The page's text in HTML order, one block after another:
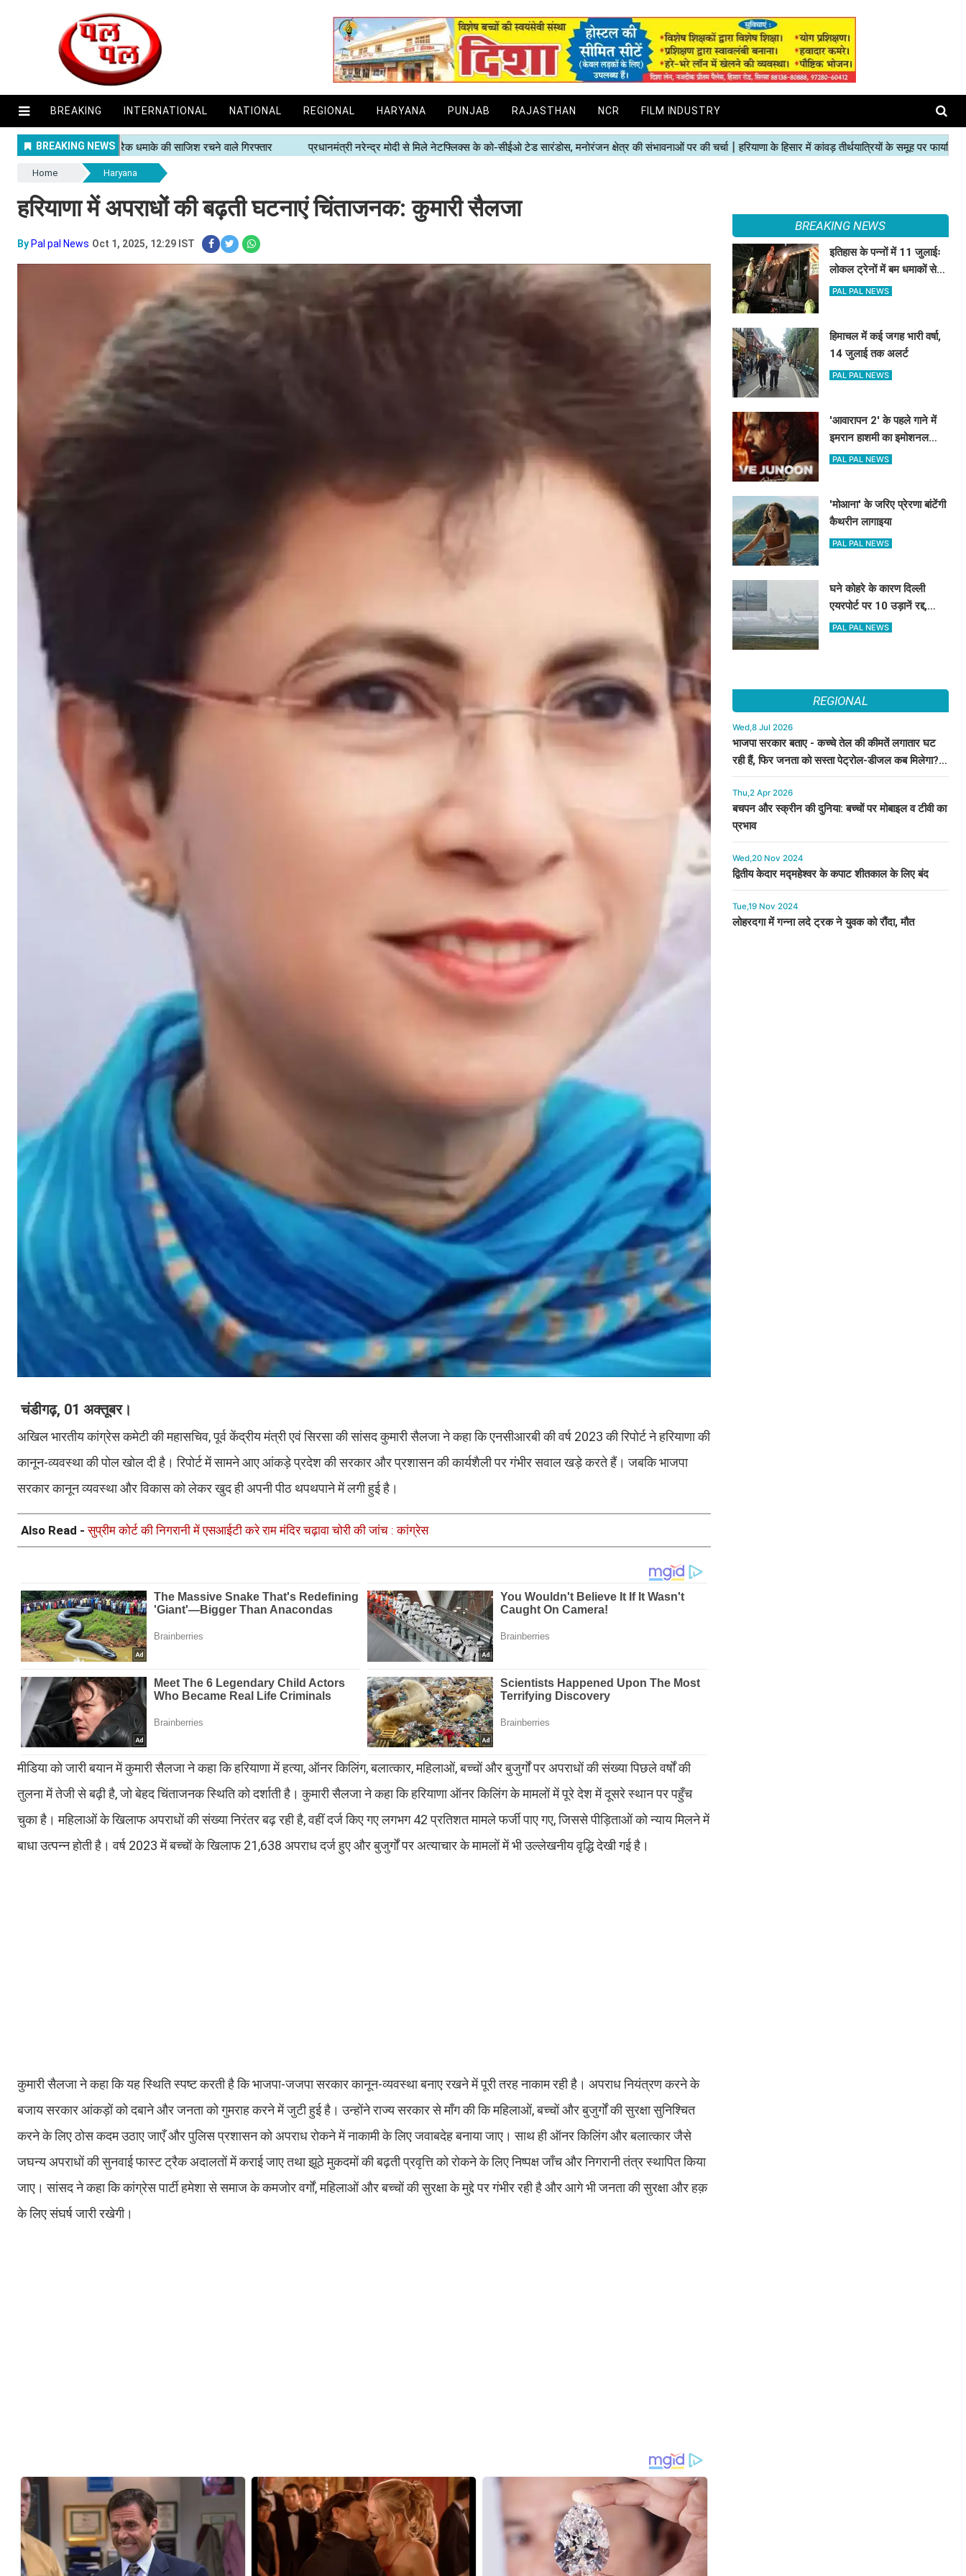
BREAKING INTERNATIONAL NATIONAL REGIONAL HARYANA PUNJAB RAJASTHAN NCR FILM INDUSTRY
Home Haryana
हरियाणा में अपराधों की बढ़ती घटनाएं चिंताजनक: कुमारी सैलजा
By Pal pal News Oct 1, 2025, 12:29 IST
चंडीगढ़, 01 अक्तूबर।
अखिल भारतीय कांग्रेस कमेटी की महासचिव, पूर्व केंद्रीय मंत्री एवं सिरसा की सांसद कुमारी सैलजा ने कहा कि एनसीआरबी की वर्ष 2023 की रिपोर्ट ने हरियाणा की
कानून-व्यवस्था की पोल खोल दी है। रिपोर्ट में सामने आए आंकड़े प्रदेश की सरकार और प्रशासन की कार्यशैली पर गंभीर सवाल खड़े करते हैं। जबकि भाजपा
सरकार कानून व्यवस्था और विकास को लेकर खुद ही अपनी पीठ थपथपाने में लगी हुई है।
Also Read -सुप्रीम कोर्ट की निगरानी में एसआईटी करे राम मंदिर चढ़ावा चोरी की जांच : कांग्रेस
मीडिया को जारी बयान में कुमारी सैलजा ने कहा कि हरियाणा में हत्या, ऑनर किलिंग, बलात्कार, महिलाओं, बच्चों और बुजुर्गों पर अपराधों की संख्या पिछले वर्षों की
तुलना में तेजी से बढ़ी है, जो बेहद चिंताजनक स्थिति को दर्शाती है। कुमारी सैलजा ने कहा कि हरियाणा ऑनर किलिंग के मामलों में पूरे देश में दूसरे स्थान पर पहुँच
चुका है। महिलाओं के खिलाफ अपराधों की संख्या निरंतर बढ़ रही है, वहीं दर्ज किए गए लगभग 42 प्रतिशत मामले फर्जी पाए गए, जिससे पीड़िताओं को न्याय मिलने में
बाधा उत्पन्न होती है। वर्ष 2023 में बच्चों के खिलाफ 21,638 अपराध दर्ज हुए और बुजुर्गों पर अत्याचार के मामलों में भी उल्लेखनीय वृद्धि देखी गई है।
कुमारी सैलजा ने कहा कि यह स्थिति स्पष्ट करती है कि भाजपा-जजपा सरकार कानून-व्यवस्था बनाए रखने में पूरी तरह नाकाम रही है। अपराध नियंत्रण करने के
बजाय सरकार आंकड़ों को दबाने और जनता को गुमराह करने में जुटी हुई है। उन्होंने राज्य सरकार से माँग की कि महिलाओं, बच्चों और बुजुर्गों की सुरक्षा सुनिश्चित
करने के लिए ठोस कदम उठाए जाएँ और पुलिस प्रशासन को अपराध रोकने में नाकामी के लिए जवाबदेह बनाया जाए। साथ ही ऑनर किलिंग और बलात्कार जैसे
जघन्य अपराधों की सुनवाई फास्ट ट्रैक अदालतों में कराई जाए तथा झूठे मुकदमों की बढ़ती प्रवृत्ति को रोकने के लिए निष्पक्ष जाँच और निगरानी तंत्र स्थापित किया
जाए। सांसद ने कहा कि कांग्रेस पार्टी हमेशा से समाज के कमजोर वर्गों, महिलाओं और बच्चों की सुरक्षा के मुद्दे पर गंभीर रही है और आगे भी जनता की सुरक्षा और हक़
के लिए संघर्ष जारी रखेगी।
BREAKING NEWS
इतिहास के पन्नों में 11 जुलाईः
लोकल ट्रेनों में बम धमाकों से
दहल गई मुंबई, 189 की मौत
PAL PAL NEWS
हिमाचल में कई जगह भारी वर्षा,
14 जुलाई तक अलर्ट
PAL PAL NEWS
'आवारापन 2' के पहले गाने में
इमरान हाशमी का इमोशनल
अवतार
PAL PAL NEWS
'मोआना' के जरिए प्रेरणा बांटेंगी
कैथरीन लागाइया
PAL PAL NEWS
घने कोहरे के कारण दिल्ली
एयरपोर्ट पर 10 उड़ानें रद्द,
270 से अधिक में देरी
PAL PAL NEWS
REGIONAL
Wed,8 Jul 2026
भाजपा सरकार बताए - कच्चे तेल की कीमतें लगातार घट
रही हैं, फिर जनता को सस्ता पेट्रोल-डीजल कब मिलेगा? :
कुमारी सैलजा
Thu,2 Apr 2026
बचपन और स्क्रीन की दुनिया: बच्चों पर मोबाइल व टीवी का
प्रभाव
Wed,20 Nov 2024
द्वितीय केदार मद्महेश्वर के कपाट शीतकाल के लिए बंद
Tue,19 Nov 2024
लोहरदगा में गन्ना लदे ट्रक ने युवक को रौंदा, मौत